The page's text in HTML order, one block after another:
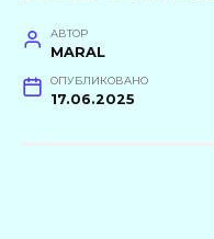
АВТОР
MARAL
ОПУБЛИКОВАНО
17.06.2025